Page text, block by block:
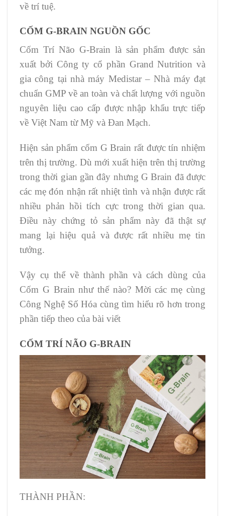
về trí tuệ.
CỐM G-BRAIN NGUỒN GỐC
Cốm Trí Não G-Brain là sản phẩm được sản
xuất bởi Công ty cổ phần Grand Nutrition và
gia công tại nhà máy Medistar – Nhà máy đạt
chuẩn GMP về an toàn và chất lượng với nguồn
nguyên liệu cao cấp được nhập khẩu trực tiếp
về Việt Nam từ Mỹ và Đan Mạch.
Hiện sản phẩm cốm G Brain rất được tín nhiệm
trên thị trường. Dù mới xuất hiện trên thị trường
trong thời gian gần đây nhưng G Brain đã được
các mẹ đón nhận rất nhiệt tình và nhận được rất
nhiều phản hồi tích cực trong thời gian qua.
Điều này chứng tỏ sản phẩm này đã thật sự
mang lại hiệu quả và được rất nhiều mẹ tin
tưởng.
Vậy cụ thể về thành phần và cách dùng của
Cốm G Brain như thế nào? Mời các mẹ cùng
Công Nghệ Số Hóa cùng tìm hiểu rõ hơn trong
phần tiếp theo của bài viết
CỐM TRÍ NÃO G-BRAIN
THÀNH PHẦN: